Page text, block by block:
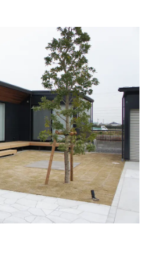
LIXIL サニージュ
LIXIL ジーマ
ステンレスサイン
ネスカ
ーゴ
クシィ
ウィルモダン